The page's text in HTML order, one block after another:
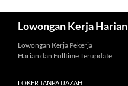
Lowongan Kerja Harian
Lowongan Kerja Pekerja
Harian dan Fulltime Terupdate
LOKER TANPA IJAZAH